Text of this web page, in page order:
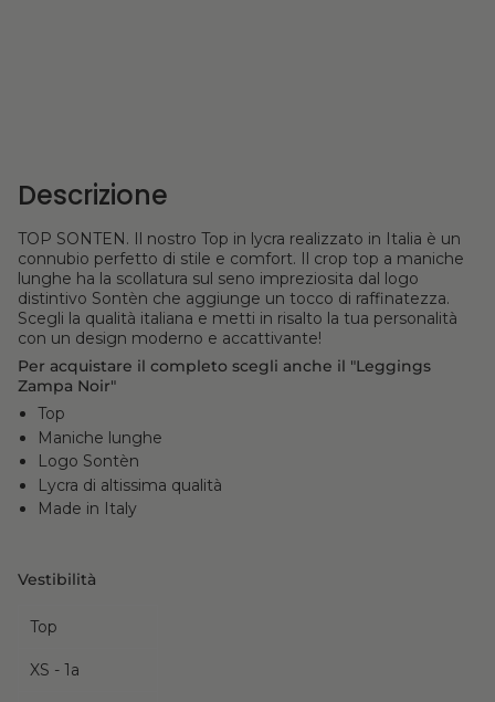
Descrizione
TOP SONTEN. Il nostro Top in lycra realizzato in Italia è un
connubio perfetto di stile e comfort. Il crop top a maniche
lunghe ha la scollatura sul seno impreziosita dal logo
distintivo Sontèn che aggiunge un tocco di raffinatezza.
Scegli la qualità italiana e metti in risalto la tua personalità
con un design moderno e accattivante!
Per acquistare il completo scegli anche il "Leggings
Zampa Noir"
Top
Maniche lunghe
Logo Sontèn
Lycra di altissima qualità
Made in Italy
Vestibilità
Top
XS - 1a